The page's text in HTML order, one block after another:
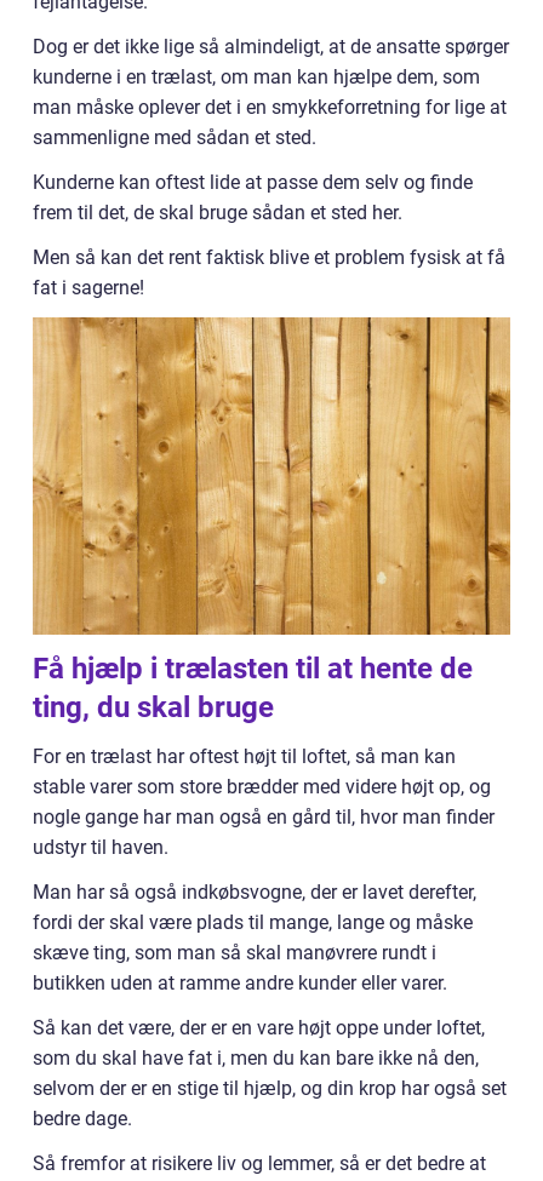
Dog er det ikke lige så almindeligt, at de ansatte spørger
kunderne i en trælast, om man kan hjælpe dem, som
man måske oplever det i en smykkeforretning for lige at
sammenligne med sådan et sted.
Kunderne kan oftest lide at passe dem selv og finde
frem til det, de skal bruge sådan et sted her.
Men så kan det rent faktisk blive et problem fysisk at få
fat i sagerne!
Få hjælp i trælasten til at hente de
ting, du skal bruge
For en trælast har oftest højt til loftet, så man kan
stable varer som store brædder med videre højt op, og
nogle gange har man også en gård til, hvor man finder
udstyr til haven.
Man har så også indkøbsvogne, der er lavet derefter,
fordi der skal være plads til mange, lange og måske
skæve ting, som man så skal manøvrere rundt i
butikken uden at ramme andre kunder eller varer.
Så kan det være, der er en vare højt oppe under loftet,
som du skal have fat i, men du kan bare ikke nå den,
selvom der er en stige til hjælp, og din krop har også set
bedre dage.
Så fremfor at risikere liv og lemmer, så er det bedre at